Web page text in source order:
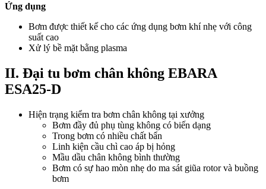
Ứng dụng
Bơm được thiết kế cho các ứng dụng bơm khí nhẹ với công
suất cao
Xử lý bề mặt bằng plasma
II. Đại tu bơm chân không EBARA
ESA25-D
Hiện trạng kiểm tra bơm chân không tại xưởng
Bơm đầy đủ phụ tùng không có biến dạng
Trong bơm có nhiều chất bẩn
Linh kiện cầu chì cao áp bị hỏng
Mầu dầu chân không bình thường
Bơm có sự hao mòn nhẹ do ma sát giũa rotor và buồng
bơm